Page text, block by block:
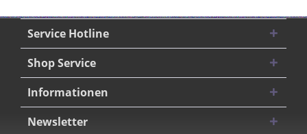
Service Hotline
Shop Service
Informationen
Newsletter